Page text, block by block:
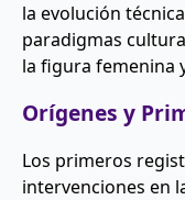
la evolución
paradigmas
la figura femenina
Orígenes y
Los primeros
intervenciones en